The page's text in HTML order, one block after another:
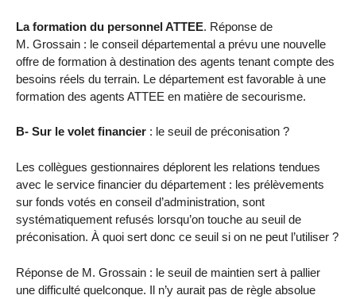
La formation du personnel ATTEE. Réponse de
M. Grossain : le conseil départemental a prévu une nouvelle
offre de formation à destination des agents tenant compte des
besoins réels du terrain. Le département est favorable à une
formation des agents ATTEE en matière de secourisme.
B- Sur le volet financier : le seuil de préconisation ?
Les collègues gestionnaires déplorent les relations tendues
avec le service financier du département : les prélèvements
sur fonds votés en conseil d’administration, sont
systématiquement refusés lorsqu’on touche au seuil de
préconisation. À quoi sert donc ce seuil si on ne peut l’utiliser ?
Réponse de M. Grossain : le seuil de maintien sert à pallier
une difficulté quelconque. Il n’y aurait pas de règle absolue